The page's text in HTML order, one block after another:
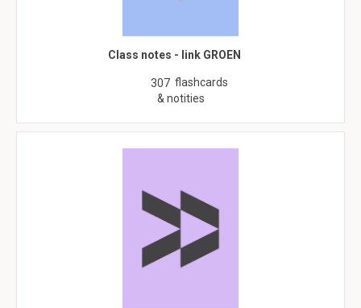
Class notes - link GROEN
307 flashcards
& notities